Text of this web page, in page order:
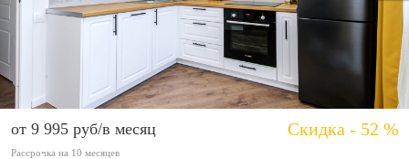
от 9 995 руб/в месяц Скидка - 52 %
Рассрочка на 10 месяцев